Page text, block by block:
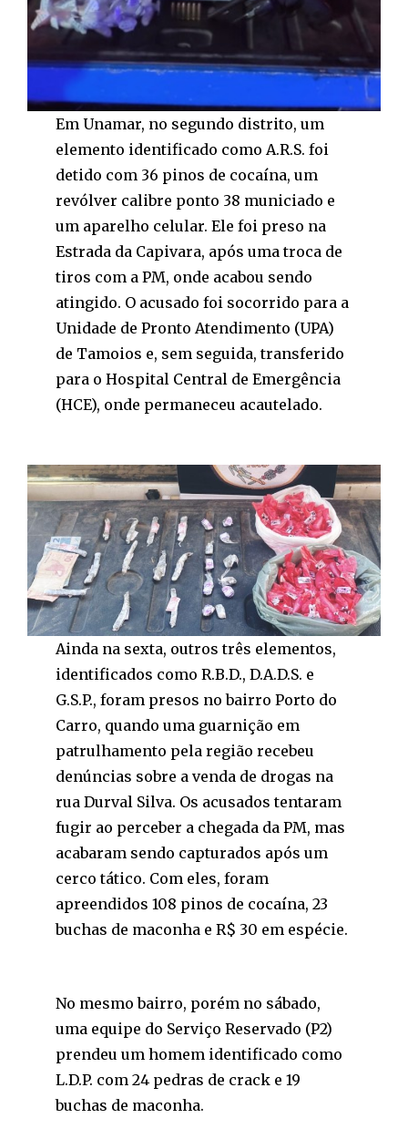
Em Unamar, no segundo distrito, um
elemento identificado como A.R.S. foi
detido com 36 pinos de cocaína, um
revólver calibre ponto 38 municiado e
um aparelho celular. Ele foi preso na
Estrada da Capivara, após uma troca de
tiros com a PM, onde acabou sendo
atingido. O acusado foi socorrido para a
Unidade de Pronto Atendimento (UPA)
de Tamoios e, sem seguida, transferido
para o Hospital Central de Emergência
(HCE), onde permaneceu acautelado.
Ainda na sexta, outros três elementos,
identificados como R.B.D., D.A.D.S. e
G.S.P., foram presos no bairro Porto do
Carro, quando uma guarnição em
patrulhamento pela região recebeu
denúncias sobre a venda de drogas na
rua Durval Silva. Os acusados tentaram
fugir ao perceber a chegada da PM, mas
acabaram sendo capturados após um
cerco tático. Com eles, foram
apreendidos 108 pinos de cocaína, 23
buchas de maconha e R$ 30 em espécie.
No mesmo bairro, porém no sábado,
uma equipe do Serviço Reservado (P2)
prendeu um homem identificado como
L.D.P. com 24 pedras de crack e 19
buchas de maconha.